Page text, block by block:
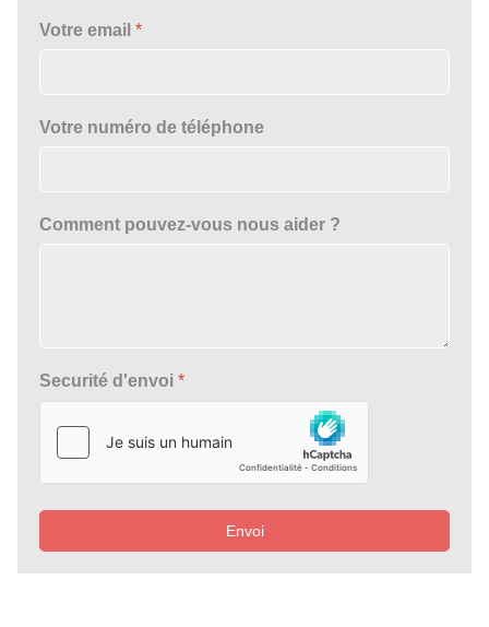
Votre email *
Votre numéro de téléphone
Comment pouvez-vous nous aider ?
Securité d'envoi *
Envoi